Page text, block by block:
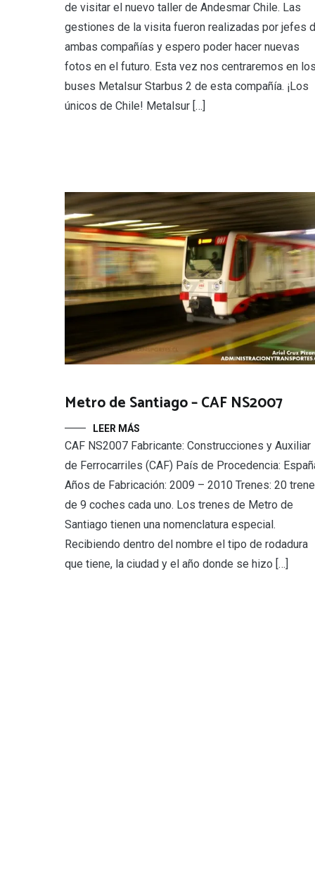
de visitar el nuevo taller de Andesmar Chile. Las
gestiones de la visita fueron realizadas por jefes
ambas compañías y espero poder hacer nuevas
fotos en el futuro. Esta vez nos centraremos en los
buses Metalsur Starbus 2 de esta compañía. ¡Los
únicos de Chile! Metalsur […]
Metro de Santiago – CAF NS2007
LEER MÁS
CAF NS2007 Fabricante: Construcciones y Auxiliar
de Ferrocarriles (CAF) País de Procedencia:
Años de Fabricación: 2009 – 2010 Trenes: 20
de 9 coches cada uno. Los trenes de Metro de
Santiago tienen una nomenclatura especial.
Recibiendo dentro del nombre el tipo de rodadura
que tiene, la ciudad y el año donde se hizo […]